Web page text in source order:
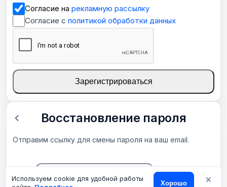
Используем cookie для удобной работы
Хорошо ×
Согласие на рекламную рассылку
Согласие с политикой обработки данных
Зарегистрироваться
Восстановление пароля
Отправим ссылку для смены пароля на ваш email.
Email